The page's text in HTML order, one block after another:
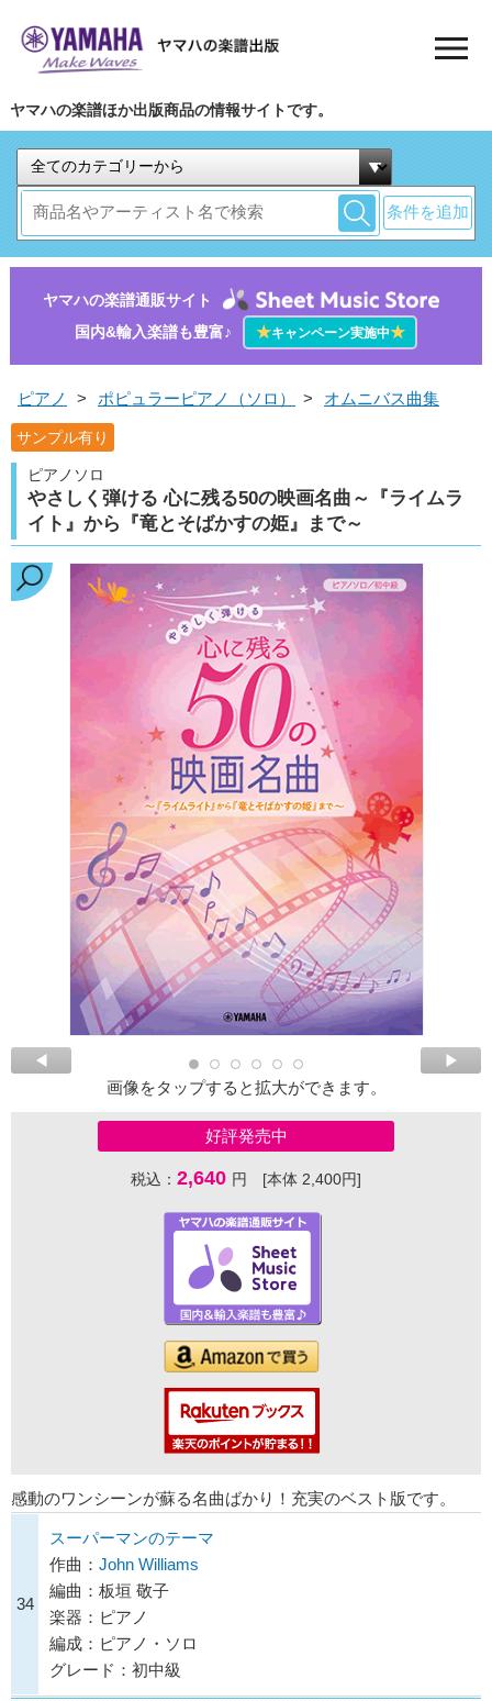
ヤマハの楽譜ほか出版商品の情報サイトです。
条件を追加
ヤマハの楽譜通販サイト
国内&輸入楽譜も豊富♪
★キャンペーン実施中★
ピアノ > ポピュラーピアノ（ソロ） > オムニバス曲集
サンプル有り
ピアノソロ
やさしく弾ける 心に残る50の映画名曲～『ライムラ
イト』から『竜とそばかすの姫』まで～
画像をタップすると拡大ができます。
好評発売中
税込： 2,640 円 [本体 2,400円]
感動のワンシーンが蘇る名曲ばかり！充実のベスト版です。
34
スーパーマンのテーマ
作曲： John Williams
編曲：板垣 敬子
楽器：ピアノ
編成：ピアノ・ソロ
グレード：初中級